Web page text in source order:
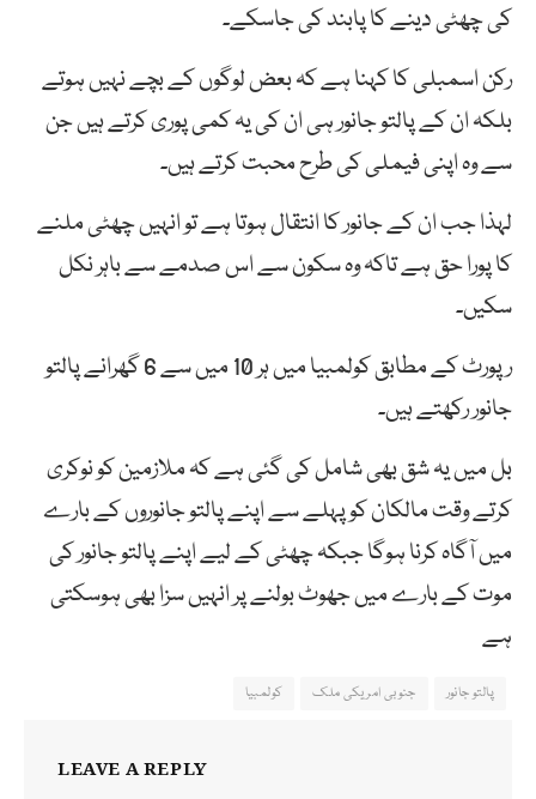
کی چھٹی دینے کا پابند کی جاسکے۔
رکن اسمبلی کا کہنا ہے کہ بعض لوگوں کے بچے نہیں ہوتے
بلکہ ان کے پالتو جانور ہی ان کی یہ کمی پوری کرتے ہیں جن
سے وہ اپنی فیملی کی طرح محبت کرتے ہیں۔
لہذا جب ان کے جانور کا انتقال ہوتا ہے تو انہیں چھٹی ملنے
کا پورا حق ہے تاکہ وہ سکون سے اس صدمے سے باہر نکل
سکیں۔
رپورٹ کے مطابق کولمبیا میں ہر 10 میں سے 6 گھرانے پالتو
جانور رکھتے ہیں۔
بل میں یہ شق بھی شامل کی گئی ہے کہ ملازمین کو نوکری
کرتے وقت مالکان کو پہلے سے اپنے پالتو جانوروں کے بارے
میں آگاہ کرنا ہوگا جبکہ چھٹی کے لیے اپنے پالتو جانور کی
موت کے بارے میں جھوٹ بولنے پر انہیں سزا بھی ہوسکتی
ہے
پالتو جانور جنوبی امریکی ملک کولمبیا
LEAVE A REPLY